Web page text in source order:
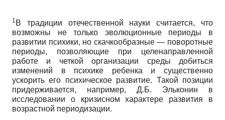
1 В традиции отечественной науки считается, что
возможны не только эволюционные периоды в
развитии психики, но скачкообразные — поворотные
периоды, позволяющие при целенаправленной
работе и четкой организации среды добиться
изменений в психике ребенка и существенно
ускорить его психическое развитие. Такой позиции
придерживается, например, Д.Б. Эльконин в
исследовании о кризисном характере развития в
возрастной периодизации.